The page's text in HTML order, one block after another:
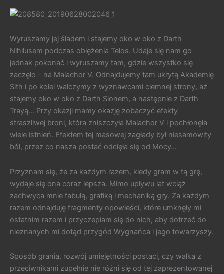
Wyruszamy jej śladem i stajemy oko w oko z Darth
Nihilusem podczas oblężenia Telos. Udaje się nam go
jednak pokonać i wyruszamy tam, gdzie wszystko się
zaczęło – na Malachor V. Odnajdujemy tam ukrytą Akademię
Sith i po kolei walczymy z wyznawcami ciemnej strony, aż
stajemy oko w oko z Darth Sionem, a następnie z Darth
Trayą… Przy okazji mamy okazję zobaczyć efekty
straszliwej broni, która zniszczyła Malachor V i pochłonęła
wiele istnień. Efektem tej masowej zagłady był niesamowity
ból, przez co nasza postać odcięła się od Mocy…
Przyznam się, że za każdym razem, kiedy gram w tą grę,
wydaje się ona coraz lepsza. Mimo upływu lat wciąż
zachwyca mnie fabułą, grafiką i mechaniką gry. Za każdym
razem odnajduję fragmenty opowieści, które umknęły mi
ostatnim razem i przyczepiam się do nich, aby dotrzeć do
nieznanych mi dotąd przygód Wygnańca i jego towarzyszy.
Sposób grania, rozwój umiejętności postaci, czy walka z
przeciwnikami zupełnie nie różni się od tej zaprezentowanej